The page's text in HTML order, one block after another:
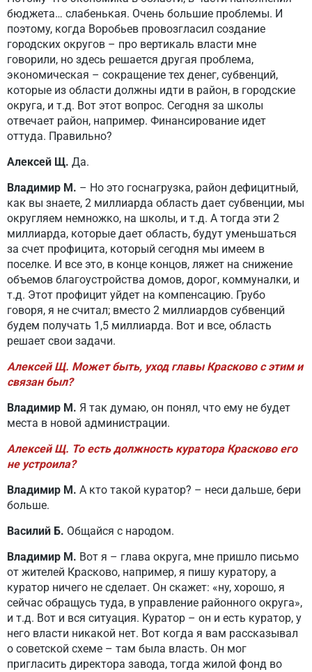
бюджета… слабенькая. Очень большие проблемы. И
поэтому, когда Воробьев провозгласил создание
городских округов – про вертикаль власти мне
говорили, но здесь решается другая проблема,
экономическая – сокращение тех денег, субвенций,
которые из области должны идти в район, в городские
округа, и т.д. Вот этот вопрос. Сегодня за школы
отвечает район, например. Финансирование идет
оттуда. Правильно?
Алексей Щ. Да.
Владимир М. – Но это госнагрузка, район дефицитный,
как вы знаете, 2 миллиарда область дает субвенции, мы
округляем немножко, на школы, и т.д. А тогда эти 2
миллиарда, которые дает область, будут уменьшаться
за счет профицита, который сегодня мы имеем в
поселке. И все это, в конце концов, ляжет на снижение
объемов благоустройства домов, дорог, коммуналки, и
т.д. Этот профицит уйдет на компенсацию. Грубо
говоря, я не считал; вместо 2 миллиардов субвенций
будем получать 1,5 миллиарда. Вот и все, область
решает свои задачи.
Алексей Щ. Может быть, уход главы Красково с этим и
связан был?
Владимир М. Я так думаю, он понял, что ему не будет
места в новой администрации.
Алексей Щ. То есть должность куратора Красково его
не устроила?
Владимир М. А кто такой куратор? – неси дальше, бери
больше.
Василий Б. Общайся с народом.
Владимир М. Вот я – глава округа, мне пришло письмо
от жителей Красково, например, я пишу куратору, а
куратор ничего не сделает. Он скажет: «ну, хорошо, я
сейчас обращусь туда, в управление районного округа»,
и т.д. Вот и вся ситуация. Куратор – он и есть куратор, у
него власти никакой нет. Вот когда я вам рассказывал
о советской схеме – там была власть. Он мог
пригласить директора завода, тогда жилой фонд во